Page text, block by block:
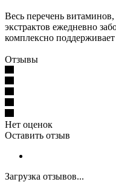
Весь перечень
экстрактов ежедневно
комплексно поддерживает
Отзывы
Нет оценок
Оставить отзыв
Загрузка отзывов...